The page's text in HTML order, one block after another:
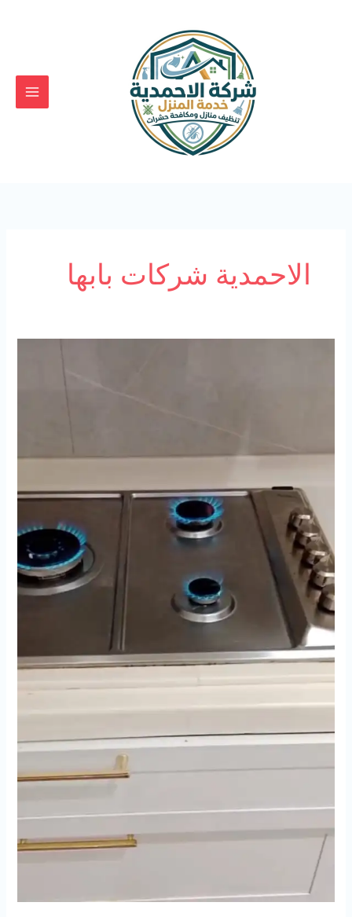
الاحمدية شركات بابها